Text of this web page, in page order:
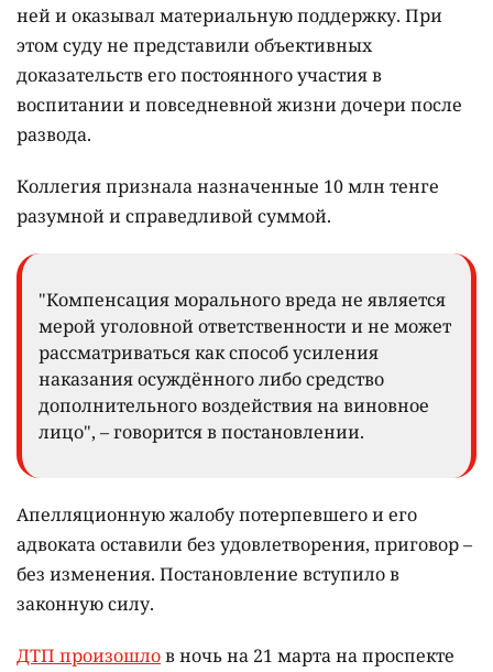
ней и оказывал материальную поддержку. При
этом суду не представили объективных
доказательств его постоянного участия в
воспитании и повседневной жизни дочери после
развода.
Коллегия признала назначенные 10 млн тенге
разумной и справедливой суммой.
"Компенсация морального вреда не является
мерой уголовной ответственности и не может
рассматриваться как способ усиления
наказания осуждённого либо средство
дополнительного воздействия на виновное
лицо", – говорится в постановлении.
Апелляционную жалобу потерпевшего и его
адвоката оставили без удовлетворения, приговор –
без изменения. Постановление вступило в
законную силу.
ДТП произошлов ночь на 21 марта на проспекте